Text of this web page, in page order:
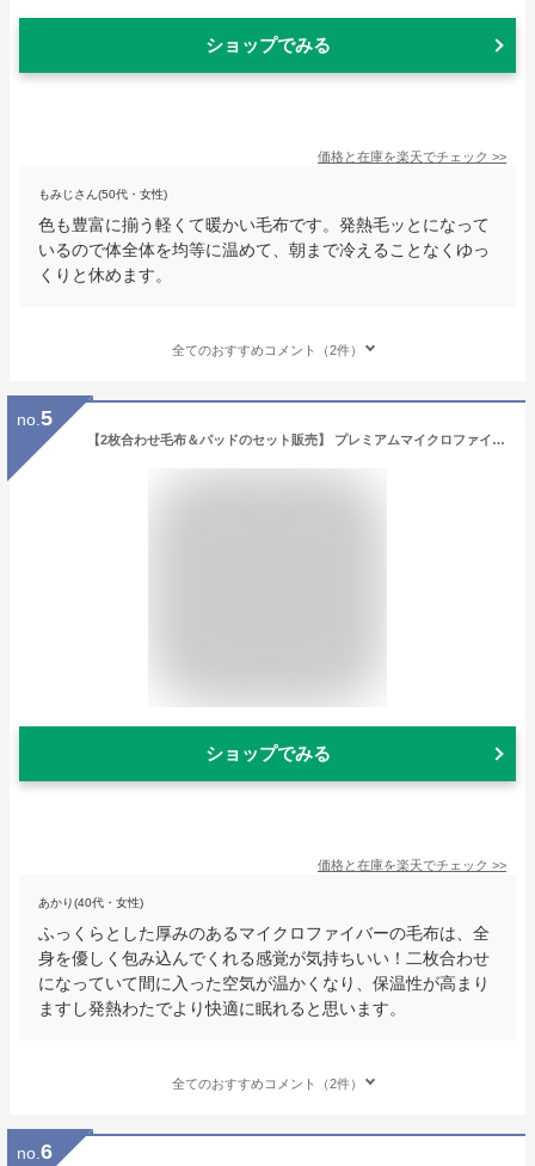
ショップでみる
価格と在庫を楽天でチェック >>
もみじさん(50代・女性)
色も豊富に揃う軽くて暖かい毛布です。発熱毛ッとになって
いるので体全体を均等に温めて、朝まで冷えることなくゆっ
くりと休めます。
全てのおすすめコメント（2件）
no. 5
【2枚合わせ毛布＆パッドのセット販売】 プレミアムマイクロファイバー 毛布＆パッド gran グラン 2枚合わせ毛布＆パッドのセット販売 発熱わた入り シングル 毛布 パッド 軽量 かわいい マイクロファイバー 冬 マイクロファイバー 保温性
ショップでみる
価格と在庫を楽天でチェック >>
あかり(40代・女性)
ふっくらとした厚みのあるマイクロファイバーの毛布は、全
身を優しく包み込んでくれる感覚が気持ちいい！二枚合わせ
になっていて間に入った空気が温かくなり、保温性が高まり
ますし発熱わたでより快適に眠れると思います。
全てのおすすめコメント（2件）
no. 6